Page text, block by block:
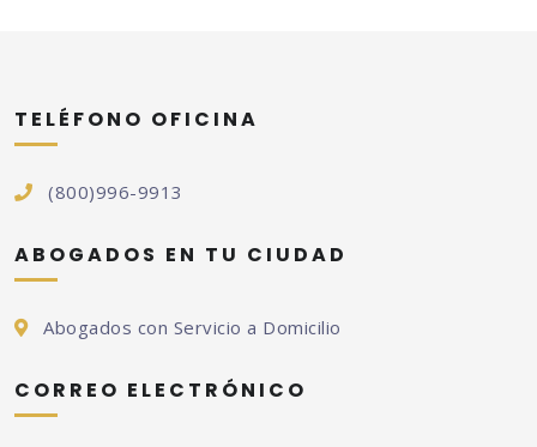
TELÉFONO OFICINA
(800)996-9913
ABOGADOS EN TU CIUDAD
Abogados con Servicio a Domicilio
CORREO ELECTRÓNICO